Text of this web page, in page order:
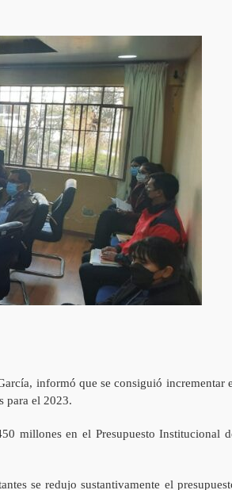
informó que se consiguió incrementar
para el 2023.
millones en el Presupuesto Institucional
se redujo sustantivamente el